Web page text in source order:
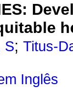
S; Titus-
Inglês